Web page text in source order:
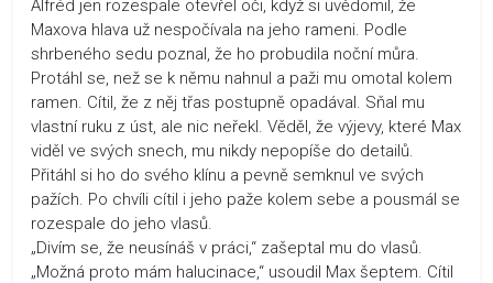
Alfréd jen rozespale otevřel oči, když si uvědomil, že
Maxova hlava už nespočívala na jeho rameni. Podle
shrbeného sedu poznal, že ho probudila noční můra.
Protáhl se, než se k němu nahnul a paži mu omotal kolem
ramen. Cítil, že z něj třas postupně opadával. Sňal mu
vlastní ruku z úst, ale nic neřekl. Věděl, že výjevy, které Max
viděl ve svých snech, mu nikdy nepopíše do detailů.
Přitáhl si ho do svého klínu a pevně semknul ve svých
pažích. Po chvíli cítil i jeho paže kolem sebe a pousmál se
rozespale do jeho vlasů.
„Divím se, že neusínáš v práci,“ zašeptal mu do vlasů.
„Možná proto mám halucinace,“ usoudil Max šeptem. Cítil